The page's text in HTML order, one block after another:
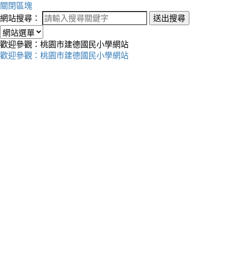
關閉區塊
網站搜尋：
送出搜尋
歡迎參觀：桃園市建德國民小學網站
歡迎參觀：桃園市建德國民小學網站